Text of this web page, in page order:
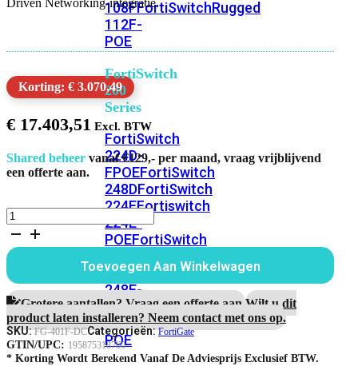
108FFortiSwitchRugged
112F-
POE
FortiSwitch
200
Series
FortiSwitch
224D-
FPOEFortiSwitch
248DFortiSwitch
224EFortiswitch
224E-
POEFortiSwitch
POEFortiSwitch
248E-
FPOEFortiSwitchRugged
216F-
POE
Driven Networking-integratie.
Korting: € 3.070,49
€ 17.403,51
Shared beheer vanaf €129,- per maand, vraag vrijblijvend
een offerte aan.
FortiGate
401F
Alleen
Hardware
aantal
Toevoegen Aan Winkelwagen
Grotere aantallen? Vraag een offerte aan.Wilt u dit
product laten installeren? Neem contact met ons op.
SKU:FG-401F-DCCategorieën:FortiGate
GTIN/UPC: 195875318760
* Korting Wordt Berekend Vanaf De Adviesprijs Exclusief BTW.